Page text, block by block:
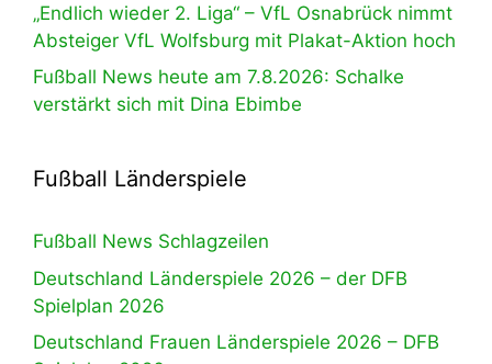
„Endlich wieder 2. Liga“ – VfL Osnabrück nimmt
Absteiger VfL Wolfsburg mit Plakat-Aktion hoch
Fußball News heute am 7.8.2026: Schalke
verstärkt sich mit Dina Ebimbe
Fußball Länderspiele
Fußball News Schlagzeilen
Deutschland Länderspiele 2026 – der DFB
Spielplan 2026
Deutschland Frauen Länderspiele 2026 – DFB